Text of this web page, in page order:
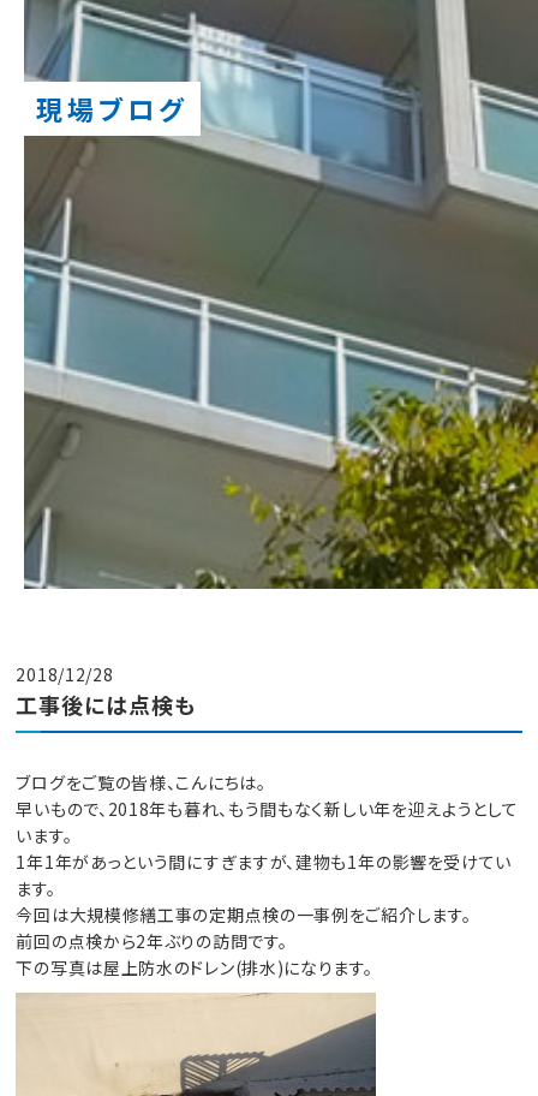
現場ブログ
2018/12/28
工事後には点検も
ブログをご覧の皆様、こんにちは。
早いもので、2018年も暮れ、もう間もなく新しい年を迎えようとして
います。
1年1年があっという間にすぎますが、建物も1年の影響を受けてい
ます。
今回は大規模修繕工事の定期点検の一事例をご紹介します。
前回の点検から2年ぶりの訪問です。
下の写真は屋上防水のドレン(排水)になります。